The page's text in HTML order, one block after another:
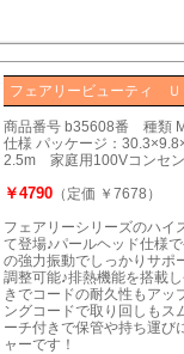
フェアリービューティ
商品番号 b35608番 種類
仕様 パッケージ：
2.5m 家庭用100Vコンセン
￥4790 （定価 ￥7678）
フェアリーシリーズのハイ
て登場♪パールヘッド仕様
の強力振動でしっかりサポ
調整可能♪排熱機能を搭載
きでコードの耐久性もアッ
ングコードで取り回しもス
ーチ付きで保管や持ち運び
ャーです！